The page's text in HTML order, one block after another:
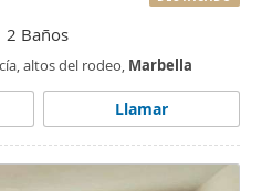
2 Baños
altos del rodeo, Marbella
Llamar